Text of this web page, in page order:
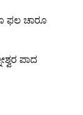
ಫಲ ಚಾರೂ
ಪಾದ